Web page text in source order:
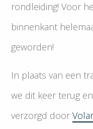
rondleiding! Voor
binnenkant
geworden!
In plaats van een
we dit keer terug
verzorgd door